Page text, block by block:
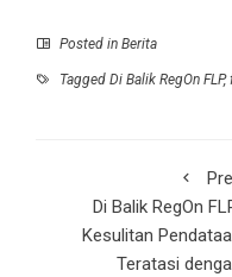
Posted in Berita
Tagged Di Balik RegOn FLP,
Di Balik RegOn
Kesulitan
Teratasi